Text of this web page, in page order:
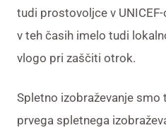
tudi prostovoljce v
v teh časih imelo tudi
vlogo pri zaščiti otrok.
Spletno izobraževanje
prvega spletnega